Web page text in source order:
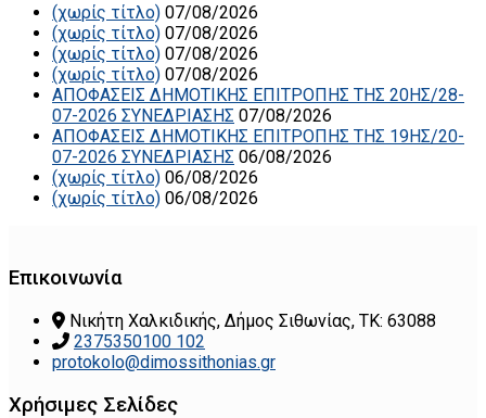
(χωρίς τίτλο) 07/08/2026
(χωρίς τίτλο) 07/08/2026
(χωρίς τίτλο) 07/08/2026
(χωρίς τίτλο) 07/08/2026
ΑΠΟΦΑΣΕΙΣ ΔΗΜΟΤΙΚΗΣ ΕΠΙΤΡΟΠΗΣ ΤΗΣ 20ΗΣ/28-
07-2026 ΣΥΝΕΔΡΙΑΣΗΣ 07/08/2026
ΑΠΟΦΑΣΕΙΣ ΔΗΜΟΤΙΚΗΣ ΕΠΙΤΡΟΠΗΣ ΤΗΣ 19ΗΣ/20-
07-2026 ΣΥΝΕΔΡΙΑΣΗΣ 06/08/2026
(χωρίς τίτλο) 06/08/2026
(χωρίς τίτλο) 06/08/2026
Επικοινωνία
Νικήτη Χαλκιδικής, Δήμος Σιθωνίας, ΤΚ: 63088
2375350100 102
protokolo@dimossithonias.gr
Χρήσιμες Σελίδες